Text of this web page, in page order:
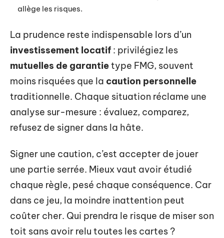
allège les risques.
La prudence reste indispensable lors d’un
investissement locatif : privilégiez les
mutuelles de garantietype FMG, souvent
moins risquées que la caution personnelle
traditionnelle. Chaque situation réclame une
analyse sur-mesure : évaluez, comparez,
refusez de signer dans la hâte.
Signer une caution, c’est accepter de jouer
une partie serrée. Mieux vaut avoir étudié
chaque règle, pesé chaque conséquence. Car
dans ce jeu, la moindre inattention peut
coûter cher. Qui prendra le risque de miser son
toit sans avoir relu toutes les cartes ?